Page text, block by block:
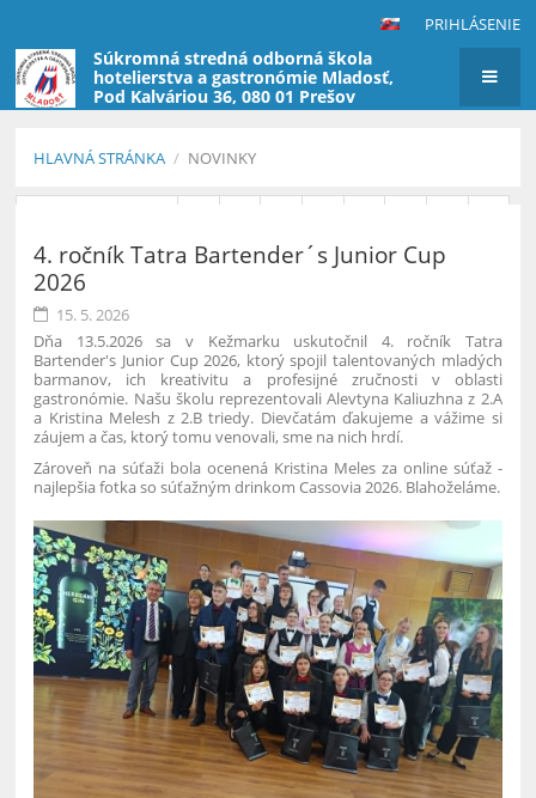
PRIHLÁSENIE
Súkromná stredná odborná škola
hotelierstva a gastronómie Mladosť,
Pod Kalváriou 36, 080 01 Prešov
(škola nevyberá poplatky za štúdium)
HLAVNÁ STRÁNKA / NOVINKY
Novinky
4. ročník Tatra Bartender´s Junior Cup
2026
15. 5. 2026
Dňa 13.5.2026 sa v Kežmarku uskutočnil 4. ročník Tatra
Bartender's Junior Cup 2026, ktorý spojil talentovaných mladých
barmanov, ich kreativitu a profesijné zručnosti v oblasti
gastronómie. Našu školu reprezentovali Alevtyna Kaliuzhna z 2.A
a Kristina Melesh z 2.B triedy. Dievčatám ďakujeme a vážime si
záujem a čas, ktorý tomu venovali, sme na nich hrdí.
Zároveň na súťaži bola ocenená Kristina Meles za online súťaž -
najlepšia fotka so súťažným drinkom Cassovia 2026. Blahoželáme.
9
10 Ďalší